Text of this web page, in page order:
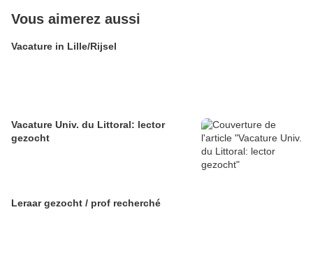
Vous aimerez aussi
Vacature in Lille/Rijsel
Vacature Univ. du Littoral: lector
gezocht
Leraar gezocht / prof recherché